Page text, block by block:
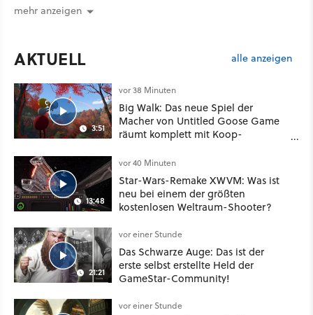
mehr anzeigen
AKTUELL alle anzeigen
3:51
vor 38 Minuten
Big Walk: Das neue Spiel der
Macher von Untitled Goose Game
räumt komplett mit Koop-
13:48
vor 40 Minuten
Star-Wars-Remake XWVM: Was ist
neu bei einem der größten
kostenlosen Weltraum-Shooter?
21:21
vor einer Stunde
Das Schwarze Auge: Das ist der
erste selbst erstellte Held der
GameStar-Community!
vor einer Stunde